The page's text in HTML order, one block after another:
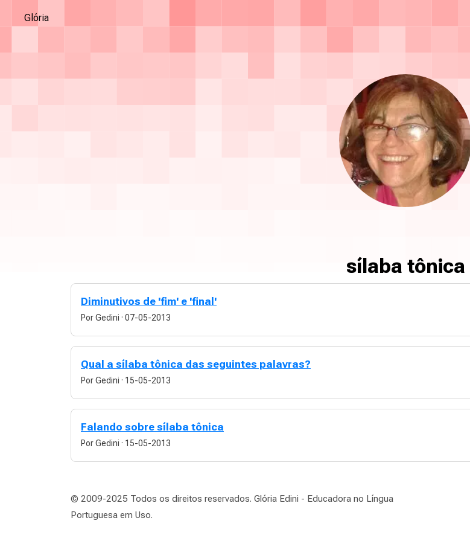
Glória
sílaba tônica
Diminutivos de 'fim' e 'final'
Por Gedini · 07-05-2013
Qual a sílaba tônica das seguintes palavras?
Por Gedini · 15-05-2013
Falando sobre sílaba tônica
Por Gedini · 15-05-2013
© 2009-2025 Todos os direitos reservados. Glória Edini - Educadora no Língua
Portuguesa em Uso.